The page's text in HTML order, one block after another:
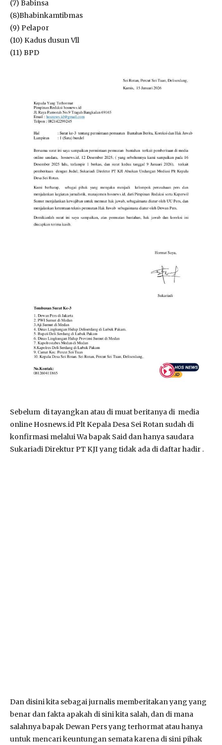
(7) Babinsa
(8)Bhabinkamtibmas
(9) Pelapor
(10) Kadus dusun Vll
(11) BPD
Sebelum di tayangkan atau di muat beritanya di media
online Hosnews.id Plt Kepala Desa Sei Rotan sudah di
konfirmasi melalui Wa bapak Said dan hanya saudara
Sukariadi Direktur PT KJI yang tidak ada di daftar hadir .
Dan disini kita sebagai jurnalis memberitakan yang yang
benar dan fakta apakah di sini kita salah, dan di mana
salahnya bapak Dewan Pers yang terhormat atau hanya
untuk mencari keuntungan semata karena di sini pihak